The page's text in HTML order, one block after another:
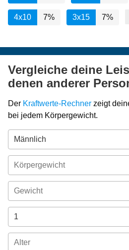
4x10 7% 3x15 7%
Vergleiche deine
denen anderer
Der Kraftwerte-Rechner zeigt
bei jedem Körpergewicht.